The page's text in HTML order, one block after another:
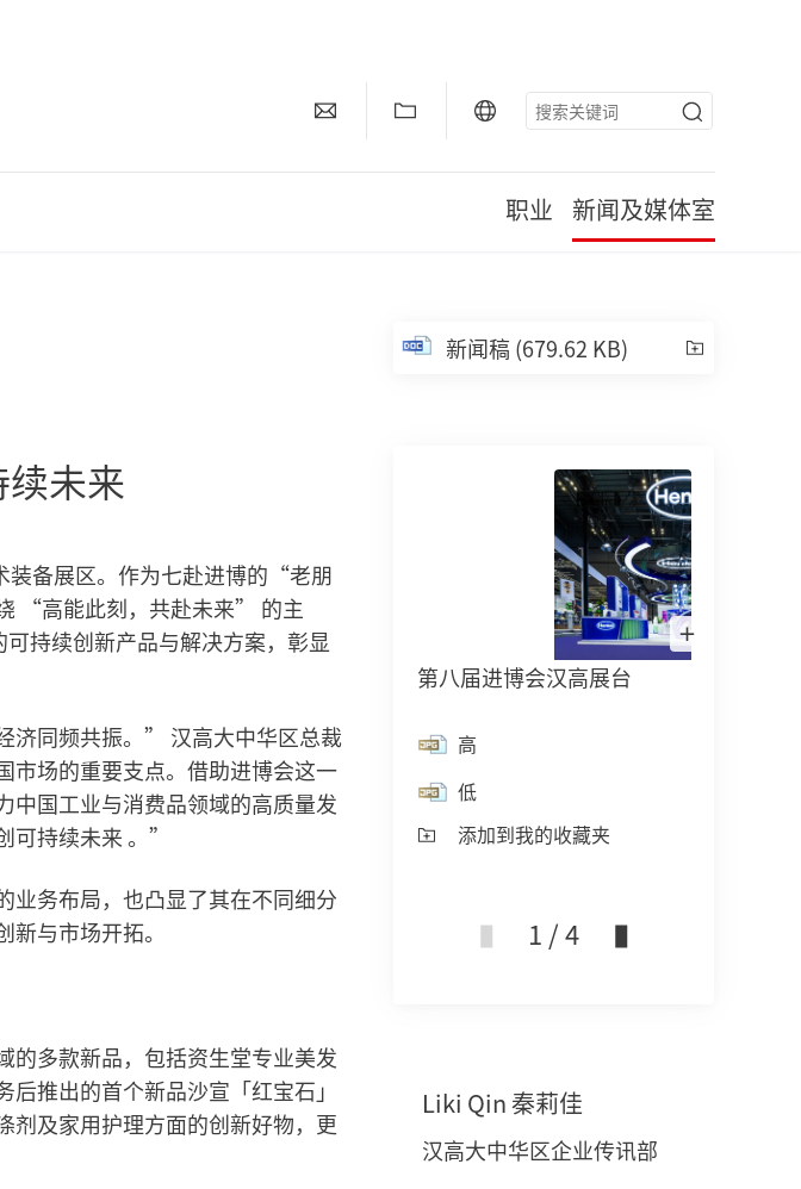
汉高成立150周年
150年的先锋精神，意味着以清晰的目
遇，凭借创新、可持续发展以及责任担
当，共同构建一个更加美好的明天。
上海创新体验中心（ICS）
在中国的汉高全球创新与客户中
了解更多
汉高2025可持续影响
文)
职业 新闻及媒体室
续未来
备展区。作为七赴进博的“老朋
“高能此刻，共赴未来” 的主
持续创新产品与解决方案，彰显
济同频共振。” 汉高大中华区总裁
场的重要支点。借助进博会这一
中国工业与消费品领域的高质量发
可持续未来 。”
业务布局，也凸显了其在不同细分
与市场开拓。
多款新品，包括资生堂专业美发
推出的首个新品沙宣「红宝石」
剂及家用护理方面的创新好物，更
新闻稿 (679.62 KB)
在
Lightbox
中
第八届进博会汉高展台
高
低
添加到我的收藏夹
1 / 4
Liki Qin 秦莉佳
汉高大中华区企业传讯部